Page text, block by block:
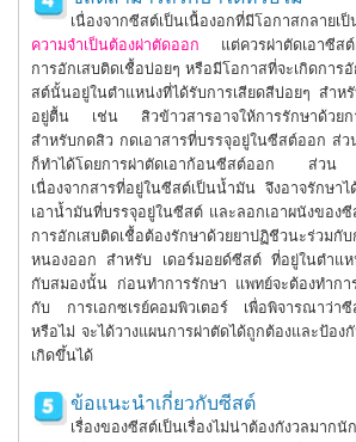
เนื่องจากซีสต์เป็นเนื้องอกที่มีโอกาสกลายเ
ความจำเป็นต้องผ่าตัดออก แต่ควรผ่าตัดเอาซีส
การอักเสบติดเชื้อบ่อยๆ หรือมีโอกาสที่จะเกิดการ
สต์นั้นอยู่ในตำแหน่งที่ได้รับการเสียดสีบ่อยๆ สำห
อยู่ตื้น เช่น สิวข้าวสารอาจให้การรักษาด้วยกา
สำหรับกดสิว กดเอาสารที่บรรจุอยู่ในซีสต์ออก ส่
ก็ทำได้โดยการผ่าตัดเอาก้อนซีสต์ออก ส่ว
เนื่องจากสารที่อยู่ในซีสต์เป็นน้ำมัน จึงอาจรักษาไ
เอาน้ำมันที่บรรจุอยู่ในซีสต์ และลอกเอาผนังของ
การอักเสบติดเชื้อต้องรักษาด้วยยาปฏิชีวนะร่วมกั
หนองออก สำหรับ เดอร์มอยด์ซีสต์ ที่อยู่ในตำแห
กับสมองนั้น ก่อนทำการรักษา แพทย์จะต้องทำการ
กับ การเอกซเรย์คอมพิวเตอร์ เพื่อพิจารณาว่าซี
หรือไม่ จะได้วางแผนการผ่าตัดได้ถูกต้องและป้อ
เกิดขึ้นได้
ข้อแนะนำเกี่ยวกับซีสต์
เรื่องของซีสต์เป็นเรื่องไม่น่าต้องกังวลมา